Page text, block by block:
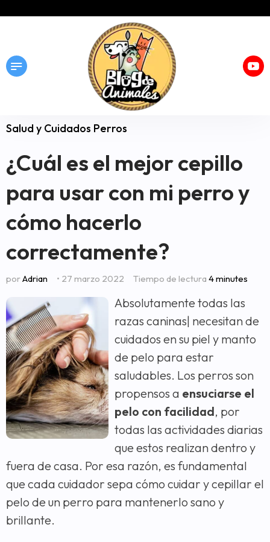
Salud y Cuidados Perros
¿Cuál es el mejor cepillo
para usar con mi perro y
cómo hacerlo
correctamente?
porAdrian • 27 marzo 2022 Tiempo de lectura 4 minutes
Absolutamente todas las
razas caninas| necesitan de
cuidados en su piel y manto
de pelo para estar
saludables. Los perros son
propensos a ensuciarse el
pelo con facilidad, por
todas las actividades diarias
que estos realizan dentro y
fuera de casa. Por esa razón, es fundamental
que cada cuidador sepa cómo cuidar y cepillar el
pelo de un perro para mantenerlo sano y
brillante.